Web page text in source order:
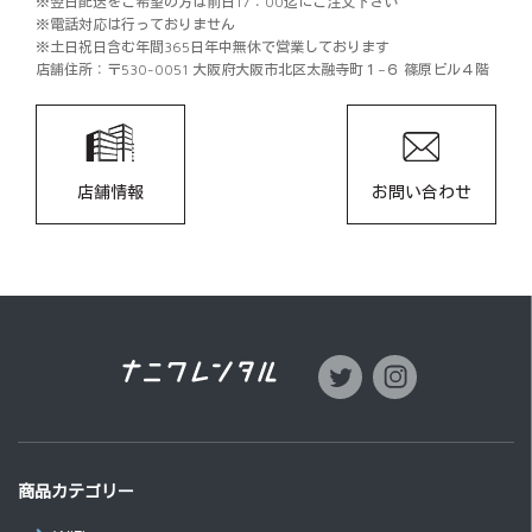
※電話対応は行っておりません
※土日祝日含む年間365日年中無休で営業しております
店舗住所：〒530-0051 大阪府大阪市北区太融寺町１−６ 篠原ビル４階
店舗情報 お問い合わせ
商品カテゴリー